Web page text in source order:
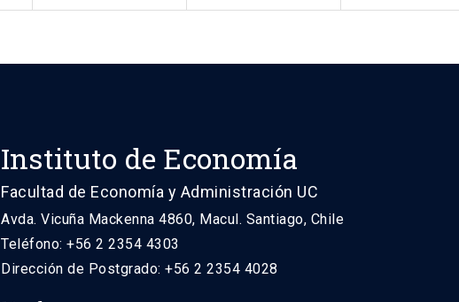
Instituto de Economía
Facultad de Economía y Administración UC
Avda. Vicuña Mackenna 4860, Macul. Santiago, Chile
Teléfono: +56 2 2354 4303
Dirección de Postgrado: +56 2 2354 4028